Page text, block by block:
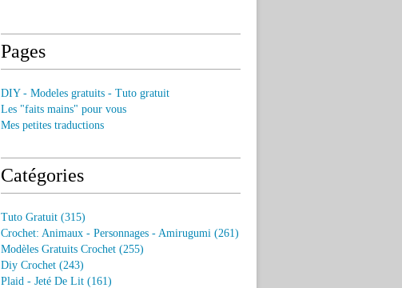
Pages
DIY - Modeles gratuits - Tuto gratuit
Les "faits mains" pour vous
Mes petites traductions
Catégories
Tuto Gratuit (315)
Crochet: Animaux - Personnages - Amirugumi (261)
Modèles Gratuits Crochet (255)
Diy Crochet (243)
Plaid - Jeté De Lit (161)